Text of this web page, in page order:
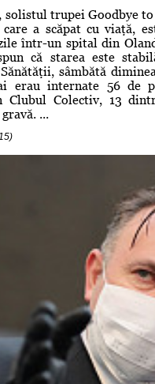
solistul trupei Goodbye
a scăpat cu viaţă,
într-un spital din
că starea este
sâmbătă
erau internate 56 de
Clubul Colectiv, 13
...